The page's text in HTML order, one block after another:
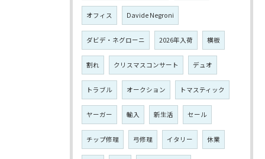
オフィス Davide Negroni
ダビデ・ネグローニ 2026年入荷 横板
割れ クリスマスコンサート デュオ
トラブル オークション トマスティック
ヤーガー 輸入 新生活 セール
チップ修理 弓修理 イタリー 休業